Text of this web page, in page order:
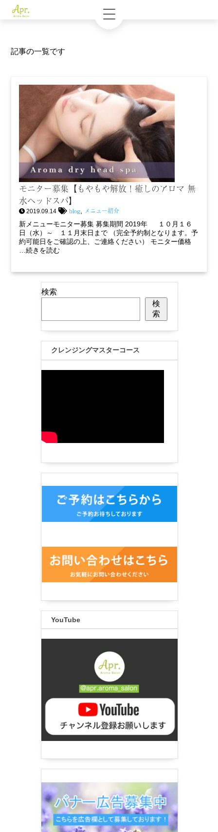
記事の一覧です
モニター募集【もやもや解放！癒しのアロマ 無
水ヘッドスパ】
2019.09.14 blog メニュー紹介
新メニューモニター募集 募集期間 2019年 １０月１６
日（水）～ １１月末日まで （完全予約制となります。予
約可能日をご確認の上、ご連絡ください） モニター価格
…続きを読む
検索
検
索
クレンジングマスターコース
YouTube